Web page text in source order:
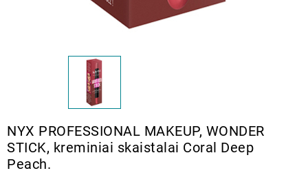
NYX PROFESSIONAL MAKEUP, WONDER
STICK, kreminiai skaistalai Coral Deep
Peach.